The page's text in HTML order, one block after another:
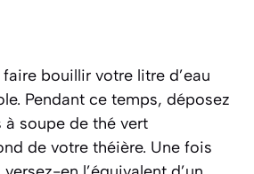
bouillir votre litre d’eau
Pendant ce temps, déposez
à soupe de thé vert
de votre théière. Une fois